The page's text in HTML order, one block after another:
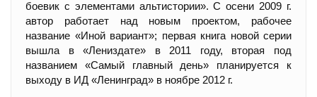
боевик с элементами альтистории». С осени 2009 г.
автор работает над новым проектом, рабочее
название «Иной вариант»; первая книга новой серии
вышла в «Лениздате» в 2011 году, вторая под
названием «Самый главный день» планируется к
выходу в ИД «Ленинград» в ноябре 2012 г.